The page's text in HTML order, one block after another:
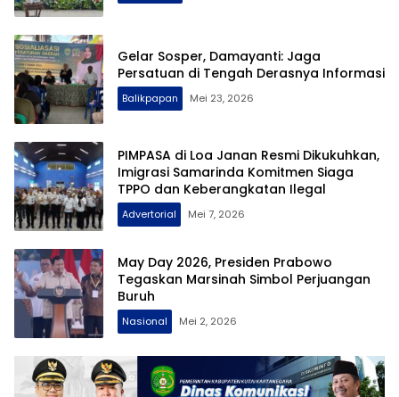
Gelar Sosper, Damayanti: Jaga
Persatuan di Tengah Derasnya Informasi
Balikpapan Mei 23, 2026
PIMPASA di Loa Janan Resmi Dikukuhkan,
Imigrasi Samarinda Komitmen Siaga
TPPO dan Keberangkatan Ilegal
Advertorial Mei 7, 2026
May Day 2026, Presiden Prabowo
Tegaskan Marsinah Simbol Perjuangan
Buruh
Nasional Mei 2, 2026